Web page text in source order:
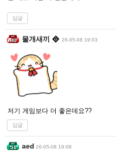
답글
물개새끼 26-05-08 19:03
저기 게임보다 더 좋은데요??
답글
aed 26-05-08 19:08